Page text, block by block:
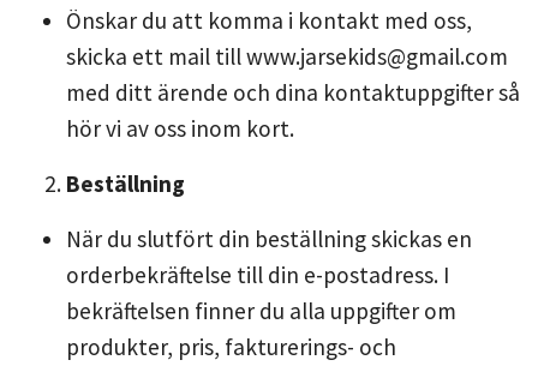
Önskar du att komma i kontakt med oss,
skicka ett mail tillwww.jarsekids@gmail.com
med ditt ärende och dina kontaktuppgifter så
hör vi av oss inom kort.
Beställning
När du slutfört din beställning skickas en
orderbekräftelse till din e-postadress. I
bekräftelsen finner du alla uppgifter om
produkter, pris, fakturerings- och